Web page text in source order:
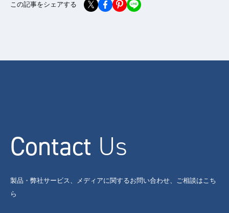
この記事をシェアする
Contact Us
製品・弊社サービス、メディアに関するお問い合わせ、ご相談はこち
ら